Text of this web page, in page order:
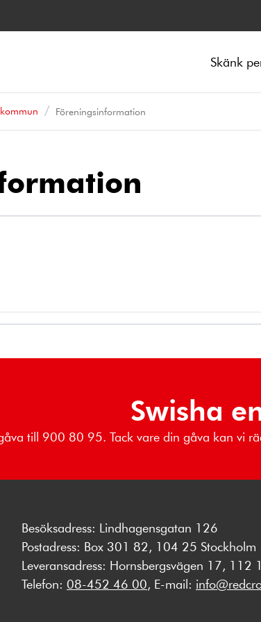
Skänk
Föreningsinformation
Swisha
till 900 80 95. Tack vare din gåva kan vi
Besöksadress: Lindhagensgatan 126
Postadress: Box 301 82, 104 25 Stockholm
Leveransadress: Hornsbergsvägen 17, 112
Telefon: 08-452 46 00, E-mail: